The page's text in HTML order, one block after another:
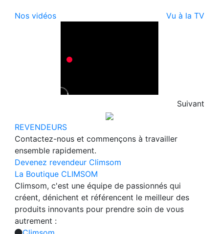
Nos vidéos Vu à la TV
Suivant
REVENDEURS
Contactez-nous et commençons à travailler
ensemble rapidement.
Devenez revendeur Climsom
La Boutique CLIMSOM
Climsom, c'est une équipe de passionnés qui
créent, dénichent et référencent le meilleur des
produits innovants pour prendre soin de vous
autrement :